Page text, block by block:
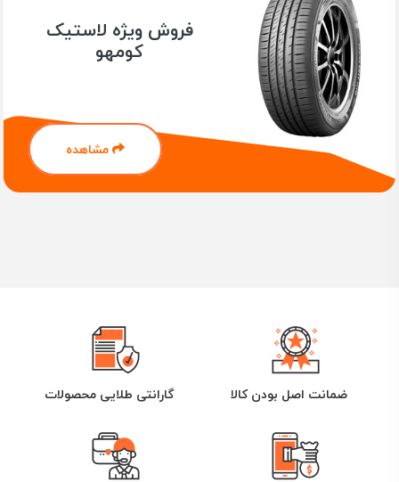
فروش ویژه لاستیک
کومهو
مشاهده
ضمانت اصل بودن کالا گارانتی طلایی محصولات